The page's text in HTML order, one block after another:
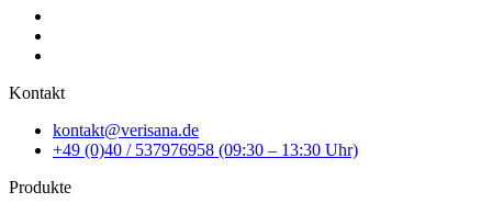
Kontakt
kontakt@verisana.de
+49 (0)40 / 537976958 (09:30 – 13:30 Uhr)
Produkte